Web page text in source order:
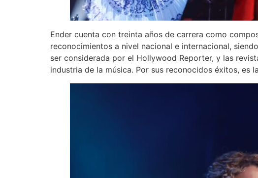
Ender cuenta con treinta años de carrera como
reconocimientos a nivel nacional e internacional,
ser considerada por el Hollywood Reporter, y las
industria de la música. Por sus reconocidos éxitos, es